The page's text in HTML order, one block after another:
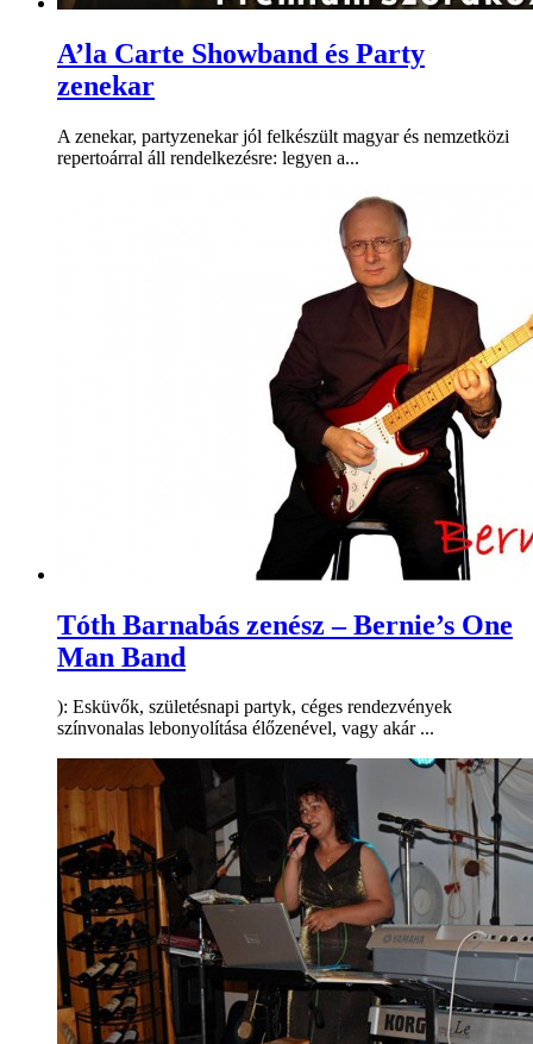
A’la Carte Showband és Party
zenekar
A zenekar, partyzenekar jól felkészült magyar és nemzetközi
repertoárral áll rendelkezésre: legyen a...
Tóth Barnabás zenész – Bernie’s One
Man Band
): Esküvők, születésnapi partyk, céges rendezvények
színvonalas lebonyolítása élőzenével, vagy akár ...